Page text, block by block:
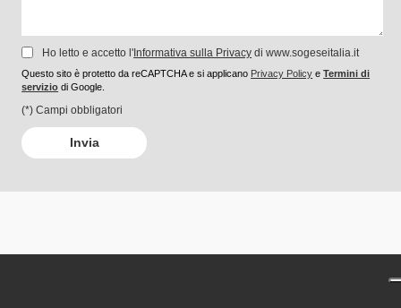
Ho letto e accetto l' Informativa sulla Privacy di www.sogeseitalia.it
Questo sito è protetto da reCAPTCHA e si applicano Privacy Policy eTermini di
servizio di Google.
(*) Campi obbligatori